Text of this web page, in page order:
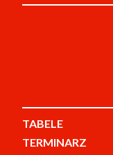
TABELE
TERMINARZ